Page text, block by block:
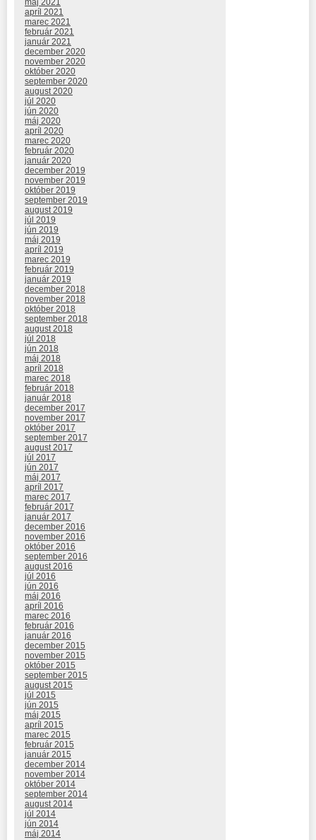
máj 2021
apríl 2021
marec 2021
február 2021
január 2021
december 2020
november 2020
október 2020
september 2020
august 2020
júl 2020
jún 2020
máj 2020
apríl 2020
marec 2020
február 2020
január 2020
december 2019
november 2019
október 2019
september 2019
august 2019
júl 2019
jún 2019
máj 2019
apríl 2019
marec 2019
február 2019
január 2019
december 2018
november 2018
október 2018
september 2018
august 2018
júl 2018
jún 2018
máj 2018
apríl 2018
marec 2018
február 2018
január 2018
december 2017
november 2017
október 2017
september 2017
august 2017
júl 2017
jún 2017
máj 2017
apríl 2017
marec 2017
február 2017
január 2017
december 2016
november 2016
október 2016
september 2016
august 2016
júl 2016
jún 2016
máj 2016
apríl 2016
marec 2016
február 2016
január 2016
december 2015
november 2015
október 2015
september 2015
august 2015
júl 2015
jún 2015
máj 2015
apríl 2015
marec 2015
február 2015
január 2015
december 2014
november 2014
október 2014
september 2014
august 2014
júl 2014
jún 2014
máj 2014